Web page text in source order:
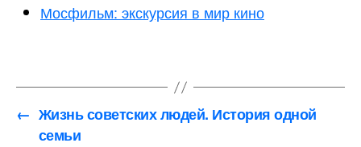
Мосфильм: экскурсия в мир кино
← Жизнь советских людей. История одной
семьи